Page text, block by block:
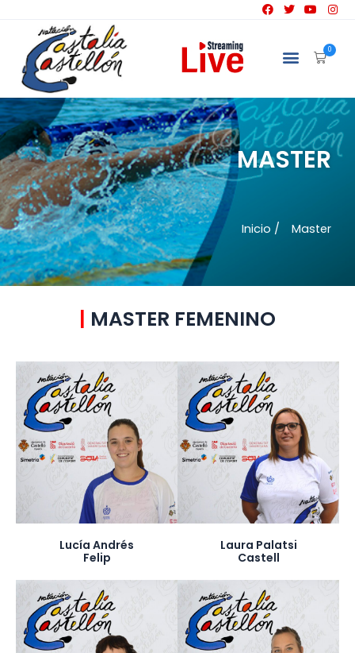
0
MASTER
Inicio / Master
| MASTER FEMENINO
Lucía Andrés
Felip
Laura Palatsi
Castell